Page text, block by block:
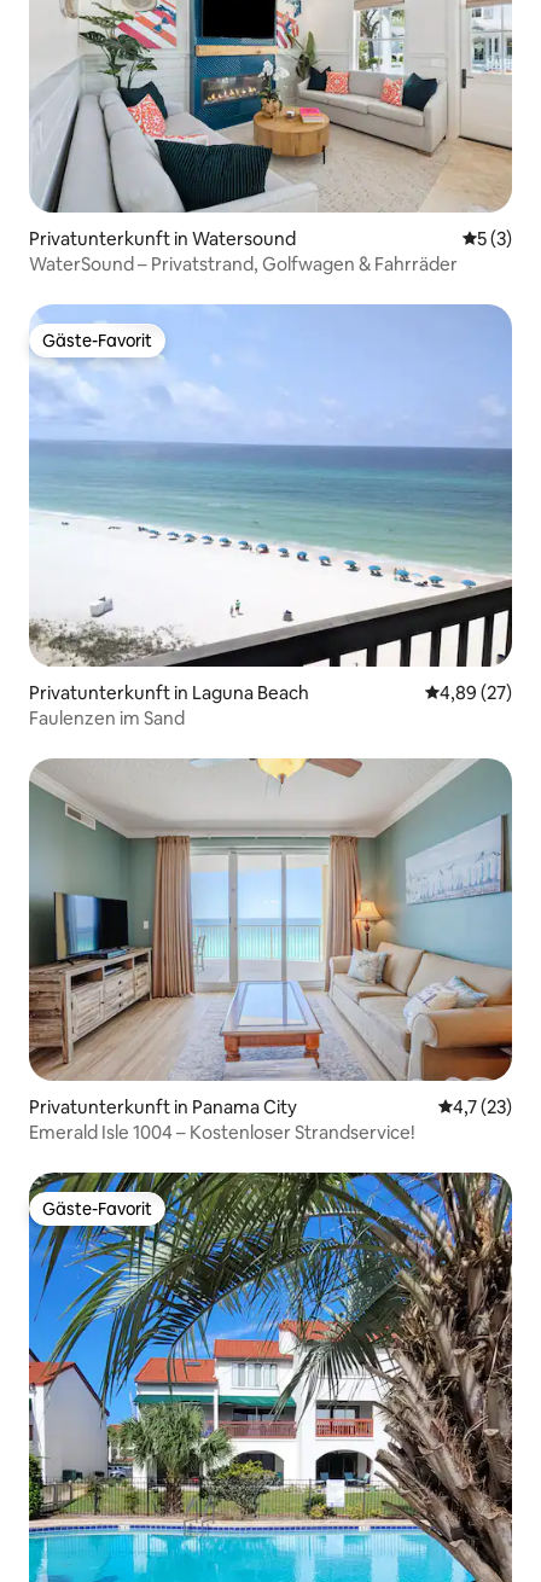
Privatunterkunft in Watersound
5 (3)
WaterSound – Privatstrand, Golfwagen & Fahrräder
Gäste-Favorit
Gäste-Favorit
Privatunterkunft in Laguna Beach
4,89 (27)
Faulenzen im Sand
Privatunterkunft in Panama City
4,7 (23)
Emerald Isle 1004 – Kostenloser Strandservice!
Gäste-Favorit
Gäste-Favorit